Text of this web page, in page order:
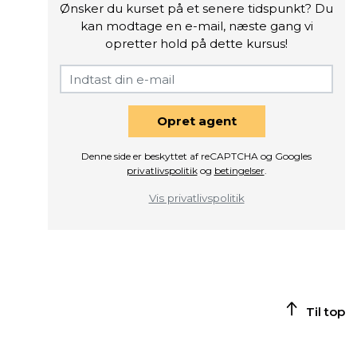
Ønsker du kurset på et senere tidspunkt? Du
kan modtage en e-mail, næste gang vi
opretter hold på dette kursus!
Opret agent
Denne side er beskyttet af reCAPTCHA og Googles
privatlivspolitikog betingelser.
Vis privatlivspolitik
Til top